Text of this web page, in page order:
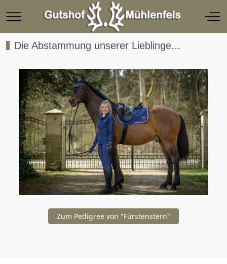
Mobile Menu Toggle
Die Abstammung unserer Lieblinge...
Zum Pedigree von "Fürstenstern"